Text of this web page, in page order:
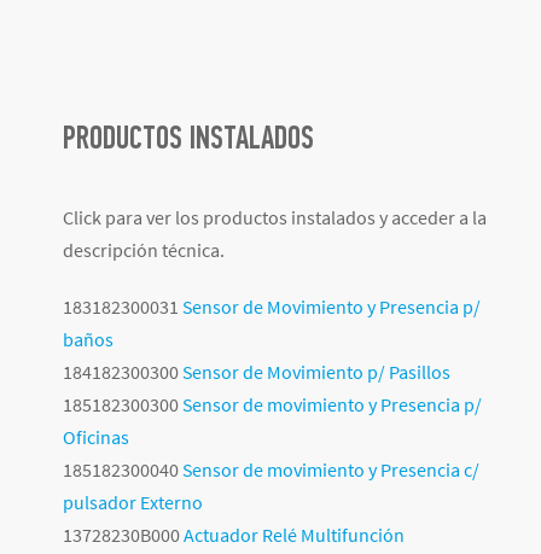
PRODUCTOS INSTALADOS
Click para ver los productos instalados y acceder a la
descripción técnica.
183182300031 Sensor de Movimiento y Presencia p/
baños
184182300300Sensor de Movimiento p/ Pasillos
185182300300Sensor de movimiento y Presencia p/
Oficinas
185182300040Sensor de movimiento y Presencia c/
pulsador Externo
13728230B000Actuador Relé Multifunción